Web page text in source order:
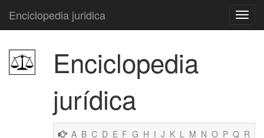
Enciclopedia juridica
Enciclopedia
jurídica
A B C D E F G H I J K L M N O P Q R